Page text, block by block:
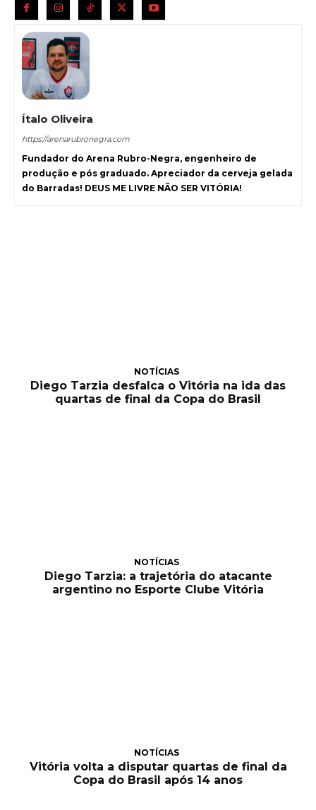
Ítalo Oliveira
https://arenarubronegra.com
Fundador do Arena Rubro-Negra, engenheiro de
produção e pós graduado. Apreciador da cerveja gelada
do Barradas! DEUS ME LIVRE NÃO SER VITÓRIA!
NOTÍCIAS
Diego Tarzia desfalca o Vitória na ida das
quartas de final da Copa do Brasil
NOTÍCIAS
Diego Tarzia: a trajetória do atacante
argentino no Esporte Clube Vitória
NOTÍCIAS
Vitória volta a disputar quartas de final da
Copa do Brasil após 14 anos